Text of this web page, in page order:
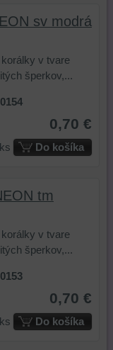
sv modrá
v tvare
šperkov,...
0,70 €
ks Do košíka
tm
v tvare
šperkov,...
0,70 €
ks Do košíka